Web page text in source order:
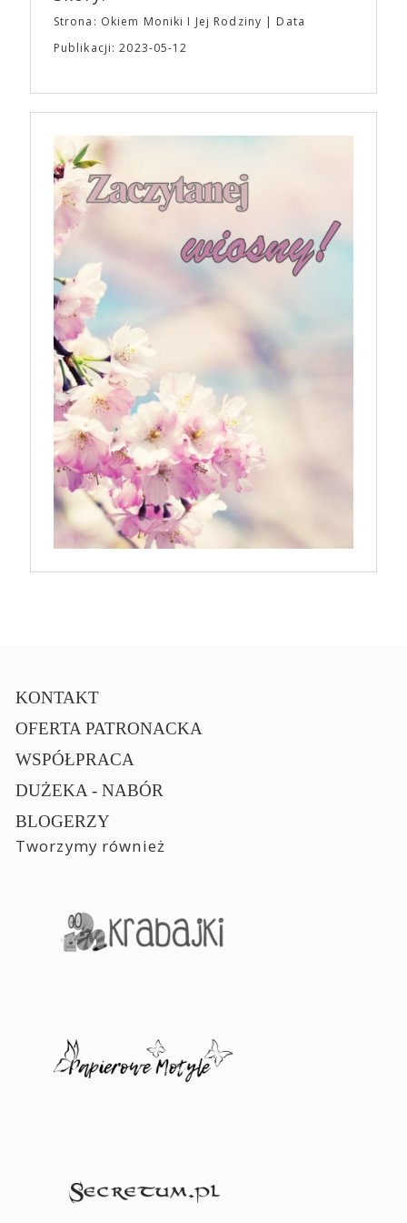
Strona: Okiem Moniki I Jej Rodziny
Data
Publikacji: 2023-05-12
KONTAKT
OFERTA PATRONACKA
WSPÓŁPRACA
DUŻEKA - NABÓR
BLOGERZY
Tworzymy również